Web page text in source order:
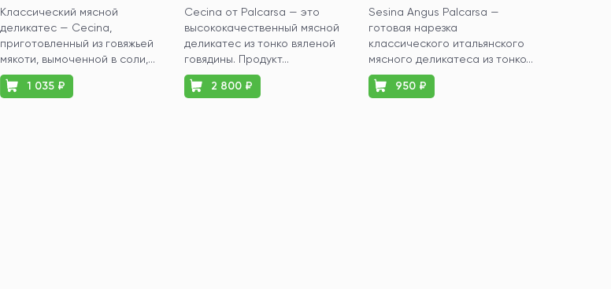
Классический мясной
деликатес — Cecina,
приготовленный из говяжьей
мякоти, вымоченной в соли,...
1 035 ₽
Cecina от Palcarsa — это
высококачественный мясной
деликатес из тонко вяленой
говядины. Продукт...
2 800 ₽
Sesina Angus Palcarsa —
готовая нарезка
классического итальянского
мясного деликатеса из тонко...
950 ₽